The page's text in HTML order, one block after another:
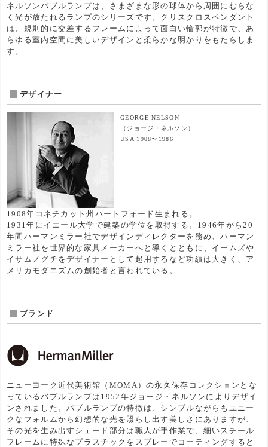
ネルソンバブルランプは、さまざまな形の球体から周囲にむらな
く光が放たれるランプのシリーズです。クリスクロスペンダント
は、規則的に交差するフレームによって面白い輪郭が特徴で、あ
らゆる室内空間に美しいデザインと柔らかな明かりをもたらしま
す。
デザイナー
GEORGE NELSON
（ジョージ・ネルソン）
USA 1908〜1986
1908年コネチカット州ハートフォード生まれる。
1931年にイエール大学で建築の学位を取得する。1946年から20
年間ハーマンミラー社でデザインディレクターを務め、ハーマン
ミラー社を世界的な家具メーカーへと導くとともに、イームズや
イサムノグチをデザイナーとして起用するなど功績は大きく、ア
メリカモダニズムの創始者と言われている。
ブランド
ニューヨーク近代美術館（MOMA）の永久保存コレクションとな
っているバブルランプは1952年ジョージ・ネルソンによりデザイ
ンされました。バブルランプの特徴は、シンプルながらもユニー
クなフォルムから幻想的な光を照らし出す美しさにありますが、
その光を生み出すシェード部分は職人が手作業で、細いスチール
フレームに特殊なプラスチックをスプレーでコーティングすると